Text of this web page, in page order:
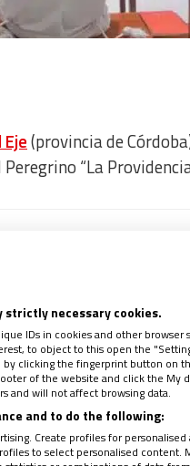
(provincia de
Peregrino “La
al clero en estas
fortalecer la
necessary cookies.
IDs in cookies and other browser
to object to this open the
clicking the fingerprint button on
of the website and click the My
and will not affect browsing data.
and to do the following:
Create profiles for
to select personalised content.